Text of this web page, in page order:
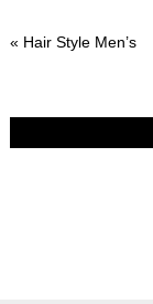
« Hair Style Men’s